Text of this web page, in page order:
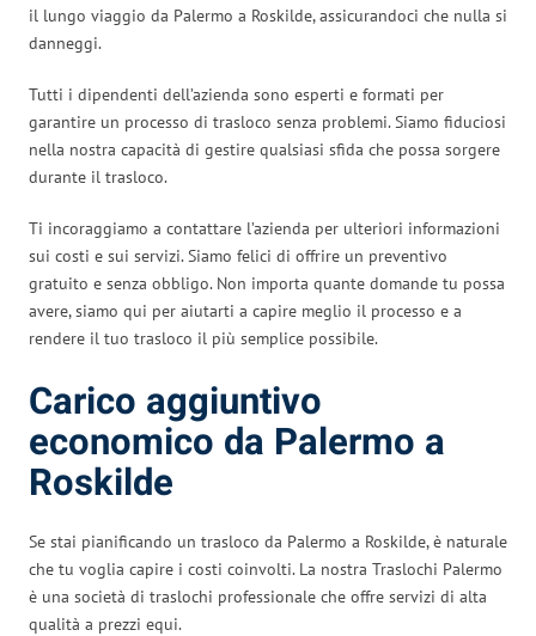
il lungo viaggio da Palermo a Roskilde, assicurandoci che nulla si
danneggi.
Tutti i dipendenti dell’azienda sono esperti e formati per
garantire un processo di trasloco senza problemi. Siamo fiduciosi
nella nostra capacità di gestire qualsiasi sfida che possa sorgere
durante il trasloco.
Ti incoraggiamo a contattare l’azienda per ulteriori informazioni
sui costi e sui servizi. Siamo felici di offrire un preventivo
gratuito e senza obbligo. Non importa quante domande tu possa
avere, siamo qui per aiutarti a capire meglio il processo e a
rendere il tuo trasloco il più semplice possibile.
Carico aggiuntivo
economico da Palermo a
Roskilde
Se stai pianificando un trasloco da Palermo a Roskilde, è naturale
che tu voglia capire i costi coinvolti. La nostra Traslochi Palermo
è una società di traslochi professionale che offre servizi di alta
qualità a prezzi equi.